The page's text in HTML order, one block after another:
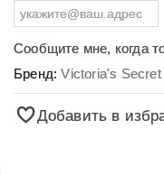
Сообщите мне, когда
Бренд:Victoria's Secret
Добавить в